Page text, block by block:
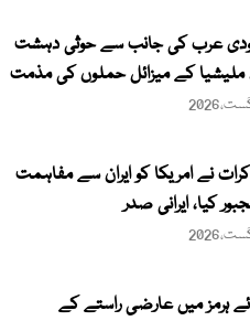
عرب کی جانب سے حوثی دہشت
ملیشیا کے میزائل حملوں کی مذمت
نے امریکا کو ایران سے مفاہمت
کیا، ایرانی صدر
ہرمز میں عارضی راستے کے